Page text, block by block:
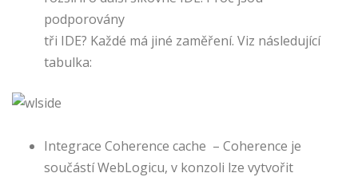
podporovány
tři IDE? Každé má jiné zaměření. Viz následující
tabulka:
Integrace Coherence cache – Coherence je
součástí WebLogicu, v konzoli lze vytvořit